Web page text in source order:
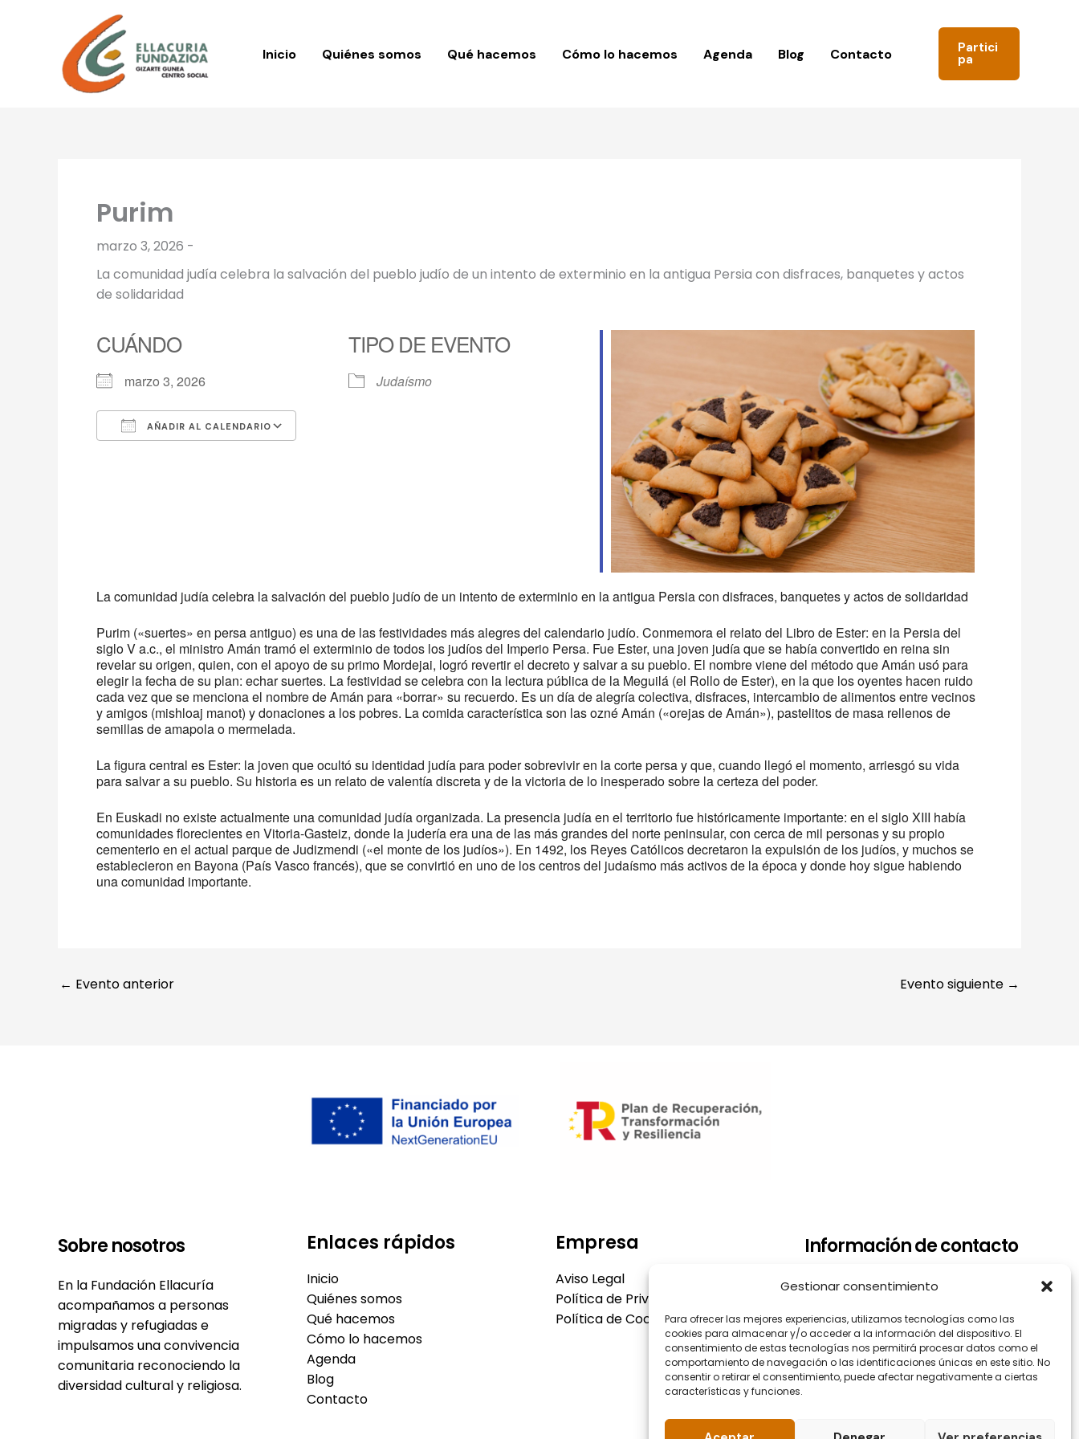
Gestionar consentimiento
Para ofrecer las mejores experiencias, utilizamos tecnologías como las
cookies para almacenar y/o acceder a la información del dispositivo. El
consentimiento de estas tecnologías nos permitirá procesar datos como el
comportamiento de navegación o las identificaciones únicas en este sitio. No
consentir o retirar el consentimiento, puede afectar negativamente a ciertas
características y funciones.
Inicio Quiénes somos Qué hacemos Cómo lo hacemos Agenda Blog Contacto Partici
pa
Purim
marzo 3, 2026 -
La comunidad judía celebra la salvación del pueblo judío de un intento de exterminio en la antigua Persia con disfraces, banquetes y actos
de solidaridad
CUÁNDO
marzo 3, 2026
AÑADIR AL CALENDARIO
Office 365 Outlook Live
TIPO DE EVENTO
Judaísmo
La comunidad judía celebra la salvación del pueblo judío de un intento de exterminio en la antigua Persia con disfraces, banquetes y actos de solidaridad
Purim («suertes» en persa antiguo) es una de las festividades más alegres del calendario judío. Conmemora el relato del Libro de Ester: en la Persia del
siglo V a.c., el ministro Amán tramó el exterminio de todos los judíos del Imperio Persa. Fue Ester, una joven judía que se había convertido en reina sin
revelar su origen, quien, con el apoyo de su primo Mordejai, logró revertir el decreto y salvar a su pueblo. El nombre viene del método que Amán usó para
elegir la fecha de su plan: echar suertes. La festividad se celebra con la lectura pública de la Meguilá (el Rollo de Ester), en la que los oyentes hacen ruido
cada vez que se menciona el nombre de Amán para «borrar» su recuerdo. Es un día de alegría colectiva, disfraces, intercambio de alimentos entre vecinos
y amigos (mishloaj manot) y donaciones a los pobres. La comida característica son las ozné Amán («orejas de Amán»), pastelitos de masa rellenos de
semillas de amapola o mermelada.
La figura central es Ester: la joven que ocultó su identidad judía para poder sobrevivir en la corte persa y que, cuando llegó el momento, arriesgó su vida
para salvar a su pueblo. Su historia es un relato de valentía discreta y de la victoria de lo inesperado sobre la certeza del poder.
En Euskadi no existe actualmente una comunidad judía organizada. La presencia judía en el territorio fue históricamente importante: en el siglo XIII había
comunidades florecientes en Vitoria-Gasteiz, donde la judería era una de las más grandes del norte peninsular, con cerca de mil personas y su propio
cementerio en el actual parque de Judizmendi («el monte de los judíos»). En 1492, los Reyes Católicos decretaron la expulsión de los judíos, y muchos se
establecieron en Bayona (País Vasco francés), que se convirtió en uno de los centros del judaísmo más activos de la época y donde hoy sigue habiendo
una comunidad importante.
← Evento anterior Evento siguiente →
Sobre nosotros
En la Fundación Ellacuría
acompañamos a personas
migradas y refugiadas e
impulsamos una convivencia
comunitaria reconociendo la
diversidad cultural y religiosa.
Enlaces rápidos
Inicio
Quiénes somos
Qué hacemos
Cómo lo hacemos
Agenda
Blog
Contacto
Empresa
Aviso Legal
Política de Privacidad
Política de Cookies
Información de contacto
Dirección: Arrupe Etxea C/ Padre
BILBAO
Teléfono: 944.465.992
Correo electrónico:
info@fundacionellacuria.org